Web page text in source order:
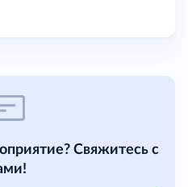
Свяжитесь с